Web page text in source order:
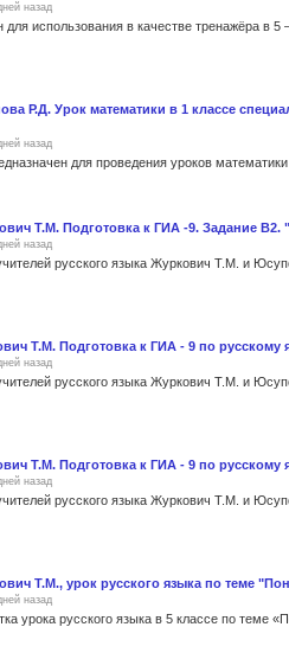
назад
Р.Д. Урок математики в 1 классе
назад
Т.М. Подготовка к ГИА -9. Задание
назад
Т.М. Подготовка к ГИА - 9 по русскому
назад
Т.М. Подготовка к ГИА - 9 по русскому
назад
Т.М., урок русского языка по теме
назад